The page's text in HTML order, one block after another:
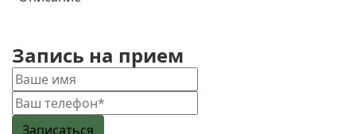
Запись на прием